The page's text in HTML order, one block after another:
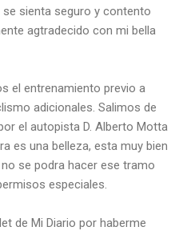
sienta seguro y contento
agtradecido con mi bella
el entrenamiento previo a
adicionales. Salimos de
el autopista D. Alberto Motta
es una belleza, esta muy bien
se podra hacer ese tramo
especiales.
de Mi Diario por haberme